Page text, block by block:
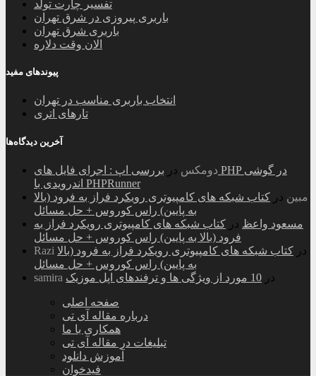
تفسیر چارت تولد
باربری پیروزی در شرق تهران
باربری شرق تهران
الان وقت دلاره
پیوندهای مفید
انتخاب باربری مناسب در تهران
تارهای اتری
آخرین دیدگاه‌ها
دومکس در بررسی اپ : اجرای فایل های PHP در گوشی
اندرویدی با PHPRunner
مبین در کتاب شبکه های کامپیوتری رویکرد فراز به فرود (بالا
به پایین) راس کوروس + حل مسائل
مسعود واعظ در کتاب شبکه های کامپیوتری رویکرد فراز به
فرود (بالا به پایین) راس کوروس + حل مسائل
Razi
در کتاب شبکه های کامپیوتری رویکرد فراز به فرود (بالا
به پایین) راس کوروس + حل مسائل
samira
در 10 مورد از ویژگی ها و ترفندهای اپل موزیک
صفحه اصلی
درباره مقاله آی تی
همکاری با ما
تبلیغات در مقاله آی تی
آموزش دانلود
فیدخوان